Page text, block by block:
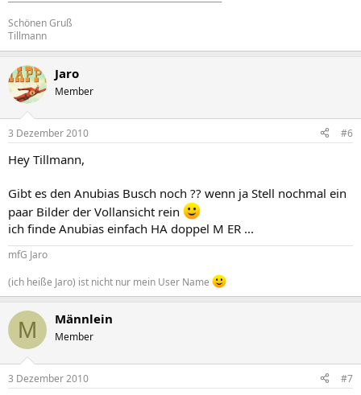
Schönen Gruß
Tillmann
Jaro
Member
3 Dezember 2010 #6
Hey Tillmann,
Gibt es den Anubias Busch noch ?? wenn ja Stell nochmal ein
paar Bilder der Vollansicht rein
ich finde Anubias einfach HA doppel M ER ...
mfG Jaro
(ich heiße Jaro) ist nicht nur mein User Name
M Männlein
Member
3 Dezember 2010 #7